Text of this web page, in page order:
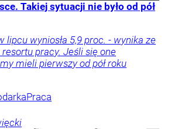
Takiej sytuacji nie było od pół
lipcu wyniosła 5,9 proc. - wynika ze
pracy. Jeśli się one
mieli pierwszy od pół roku
Praca